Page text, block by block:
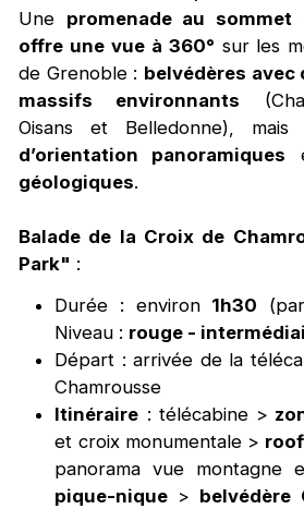
Une promenade au
offre une vue à 360° sur les
de Grenoble : belvédères avec
massifs environnants
Oisans et Belledonne),
d’orientation panoramiques
géologiques.
Balade de la Croix de
Park" :
Durée : environ 1h30
Niveau : rouge -
Départ : arrivée de la
Chamrousse
Itinéraire : télécabine >
et croix monumentale >
panorama vue montagne
pique-nique > belvédère